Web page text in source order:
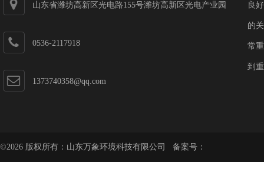
山东省潍坊高新区光电路155号潍坊高新区光电产业园
0536-2117918
1373740358@qq.com
良
的
常
到
©2026 版权所有：山东万象环境科技有限公司 备案号：